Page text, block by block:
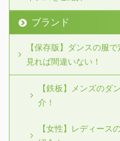
ブランド
【保存版】ダンスの服
見れば間違いない！
【鉄板】メンズのダ
介！
【女性】レディース